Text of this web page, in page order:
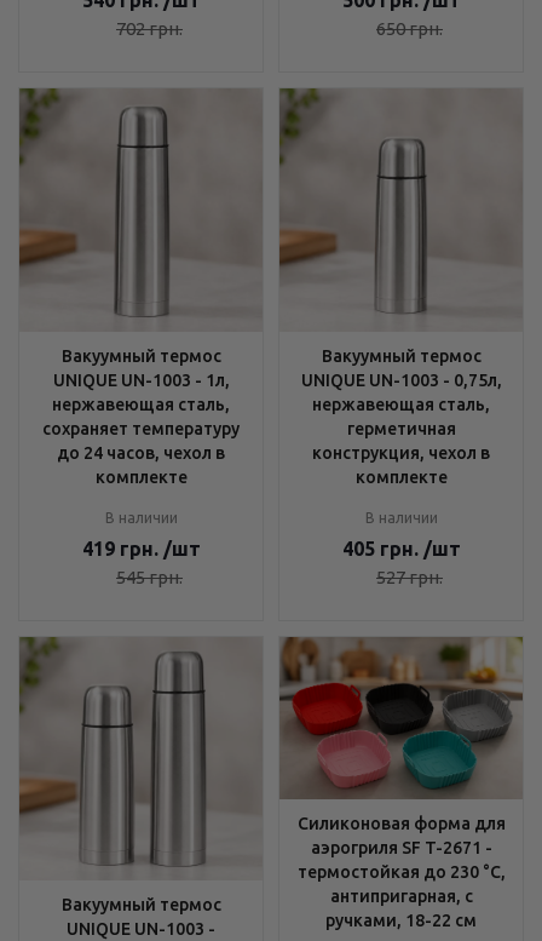
702грн. 650грн.
Вакуумный термос
UNIQUE UN-1003 - 1л,
нержавеющая сталь,
сохраняет температуру
до 24 часов, чехол в
комплекте
В наличии
419 грн. /шт
545грн.
Вакуумный термос
UNIQUE UN-1003 - 0,75л,
нержавеющая сталь,
герметичная
конструкция, чехол в
комплекте
В наличии
405 грн. /шт
527грн.
Вакуумный термос
UNIQUE UN-1003 -
Силиконовая форма для
аэрогриля SF T-2671 -
термостойкая до 230 °C,
антипригарная, с
ручками, 18-22 см